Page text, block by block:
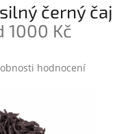
černý čaj
1000 Kč
hodnocení